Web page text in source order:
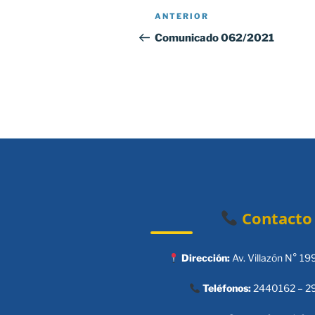
Navegación
de
Entrada
anterior:
ANTERIOR
Comunicado 062/2021
Contacto
Dirección:Av. Villazón N°
Teléfonos:2440162 –